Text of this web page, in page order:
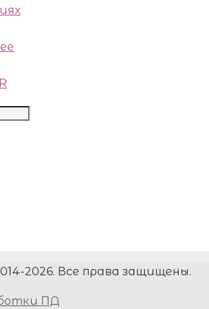
2026. Все права защищены.
ПД